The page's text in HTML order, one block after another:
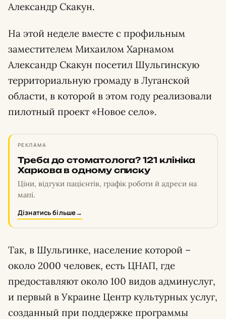
Александр Скакун.
На этой неделе вместе с профильным
заместителем Михаилом Харнамом
Александр Скакун посетил Шульгинскую
территориальную громаду в Луганской
области, в которой в этом году реализовали
пилотный проект «Новое село».
РЕКЛАМА
Треба до стоматолога? 121 клініка
Харкова в одному списку
Ціни, відгуки пацієнтів, графік роботи й адреси на
мапі.
Дізнатись більше→
Так, в Шульгинке, население которой –
около 2000 человек, есть ЦНАП, где
предоставляют около 100 видов админуслуг,
и первый в Украине Центр культурных услуг,
созданный при поддержке программы